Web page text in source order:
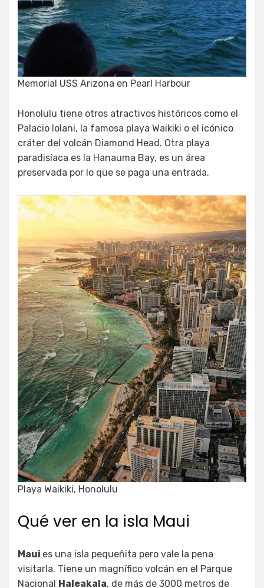
Memorial USS Arizona en Pearl Harbour
Honolulu tiene otros atractivos históricos como el
Palacio Iolani, la famosa playa Waikiki o el icónico
cráter del volcán Diamond Head. Otra playa
paradisíaca es la Hanauma Bay, es un área
preservada por lo que se paga una entrada.
Playa Waikiki, Honolulu
Qué ver en la isla Maui
Maui es una isla pequeñita pero vale la pena
visitarla. Tiene un magnífico volcán en el Parque
Nacional
Haleakala, de más de 3000 metros de